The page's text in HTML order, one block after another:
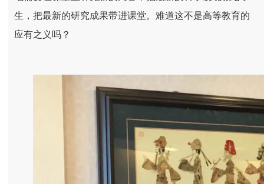
生，把最新的研究成果带进课堂。难道这不是高等教育的
应有之义吗？